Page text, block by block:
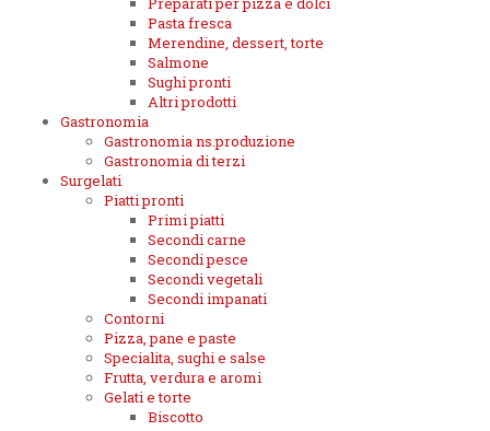
Pasta fresca
Merendine, dessert, torte
Salmone
Sughi pronti
Altri prodotti
Gastronomia
Gastronomia ns.produzione
Gastronomia di terzi
Surgelati
Piatti pronti
Primi piatti
Secondi carne
Secondi pesce
Secondi vegetali
Secondi impanati
Contorni
Pizza, pane e paste
Specialita, sughi e salse
Frutta, verdura e aromi
Gelati e torte
Biscotto